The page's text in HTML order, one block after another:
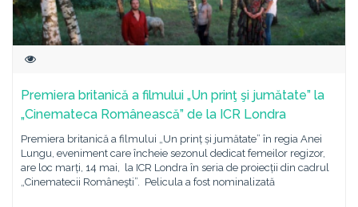
Premiera britanică a filmului „Un prinţ şi jumătate” la
„Cinemateca Românească” de la ICR Londra
Premiera britanică a filmului „Un prinț și jumătate” în regia Anei
Lungu, eveniment care încheie sezonul dedicat femeilor regizor,
are loc marți, 14 mai, la ICR Londra în seria de proiecții din cadrul
„Cinematecii Româneşti”. Pelicula a fost nominalizată